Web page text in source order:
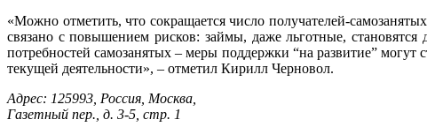
«Можно отметить, что сокращается число получателей-
связано с повышением рисков: займы, даже льготные,
потребностей самозанятых – меры поддержки “на развитие”
текущей деятельности», – отметил Кирилл Черновол.
Адрес: 125993, Россия, Москва,
Газетный пер., д. 3-5, стр. 1